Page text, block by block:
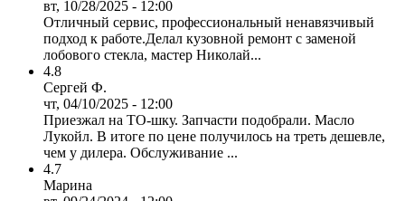
вт, 10/28/2025 - 12:00
Отличный сервис, профессиональный ненавязчивый
подход к работе.Делал кузовной ремонт с заменой
лобового стекла, мастер Николай...
4.8
Сергей Ф.
чт, 04/10/2025 - 12:00
Приезжал на ТО-шку. Запчасти подобрали. Масло
Лукойл. В итоге по цене получилось на треть дешевле,
чем у дилера. Обслуживание ...
4.7
Марина